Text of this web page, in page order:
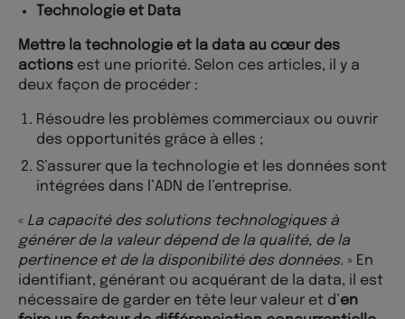
Technologie et Data
Mettre la technologie et la data au cœur des
actions est une priorité. Selon ces articles, il y a
deux façon de procéder :
Résoudre les problèmes commerciaux ou ouvrir
des opportunités grâce à elles ;
S’assurer que la technologie et les données sont
intégrées dans l’ADN de l’entreprise.
« La capacité des solutions technologiques à
générer de la valeur dépend de la qualité, de la
pertinence et de la disponibilité des données. » En
identifiant, générant ou acquérant de la data, il est
nécessaire de garder en tête leur valeur et d’en